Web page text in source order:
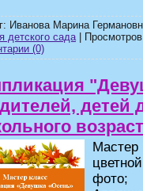
Иванова Марина
детского сада|
(0)
детей
фото;